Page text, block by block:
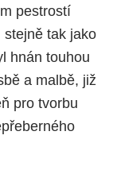
pestrostí
tak jako
hnán touhou
a malbě, již
pro tvorbu